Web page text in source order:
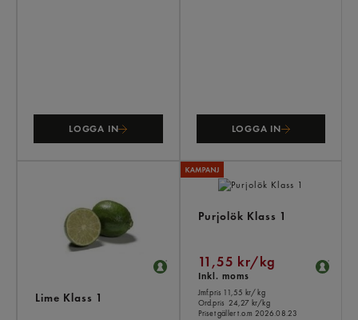
LOGGA IN LOGGA IN
Lime Klass 1
Purjolök Klass 1
11,55 kr/kg
Inkl. moms
Jmf.pris 11,55 kr/ kg
Ord.pris 24,27 kr/kg
Priset gäller t.o.m 2026.08.23